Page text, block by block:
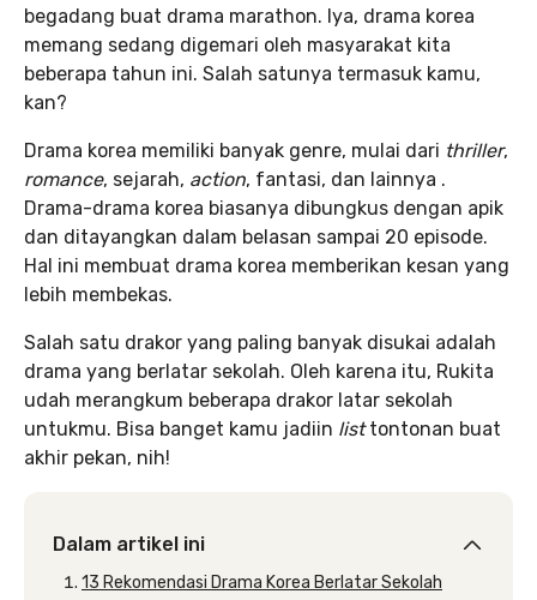
begadang buat drama marathon. Iya, drama korea
memang sedang digemari oleh masyarakat kita
beberapa tahun ini. Salah satunya termasuk kamu,
kan?
Drama korea memiliki banyak genre, mulai dari thriller,
romance, sejarah, action, fantasi, dan lainnya .
Drama-drama korea biasanya dibungkus dengan apik
dan ditayangkan dalam belasan sampai 20 episode.
Hal ini membuat drama korea memberikan kesan yang
lebih membekas.
Salah satu drakor yang paling banyak disukai adalah
drama yang berlatar sekolah. Oleh karena itu, Rukita
udah merangkum beberapa drakor latar sekolah
untukmu. Bisa banget kamu jadiin listtontonan buat
akhir pekan, nih!
Dalam artikel ini
13 Rekomendasi Drama Korea Berlatar Sekolah